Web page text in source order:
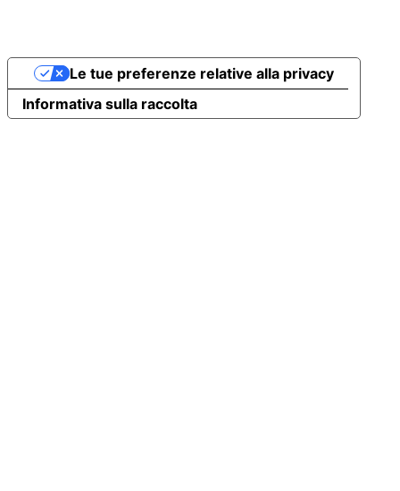
Informativa sulla raccolta
Le tue preferenze relative alla privacy